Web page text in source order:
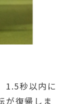
1.5秒以内に
が復帰しま